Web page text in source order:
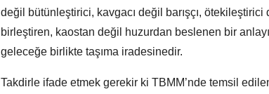
değil bütünleştirici, kavgacı değil barışçı, ötekileştirici
birleştiren, kaostan değil huzurdan beslenen bir
geleceğe birlikte taşıma iradesinedir.
Takdirle ifade etmek gerekir ki TBMM’nde temsil